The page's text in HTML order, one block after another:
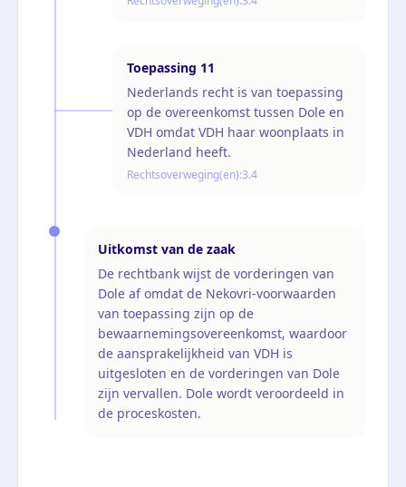
Toepassing 11
Nederlands recht is van toepassing
op de overeenkomst tussen Dole en
VDH omdat VDH haar woonplaats in
Nederland heeft.
Rechtsoverweging(en):3.4
Uitkomst van de zaak
De rechtbank wijst de vorderingen van
Dole af omdat de Nekovri-voorwaarden
van toepassing zijn op de
bewaarnemingsovereenkomst, waardoor
de aansprakelijkheid van VDH is
uitgesloten en de vorderingen van Dole
zijn vervallen. Dole wordt veroordeeld in
de proceskosten.